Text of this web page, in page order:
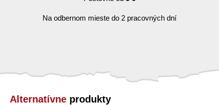
Na odbernom mieste do 2 pracovných dní
Alternatívne produkty